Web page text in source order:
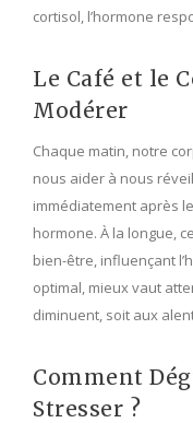
cortisol, l’hormone
Le Café et le
Modérer
Chaque matin, notre
nous aider à nous
immédiatement après
hormone. À la longue,
bien-être, influençant
optimal, mieux vaut
diminuent, soit aux
Comment
Stresser ?